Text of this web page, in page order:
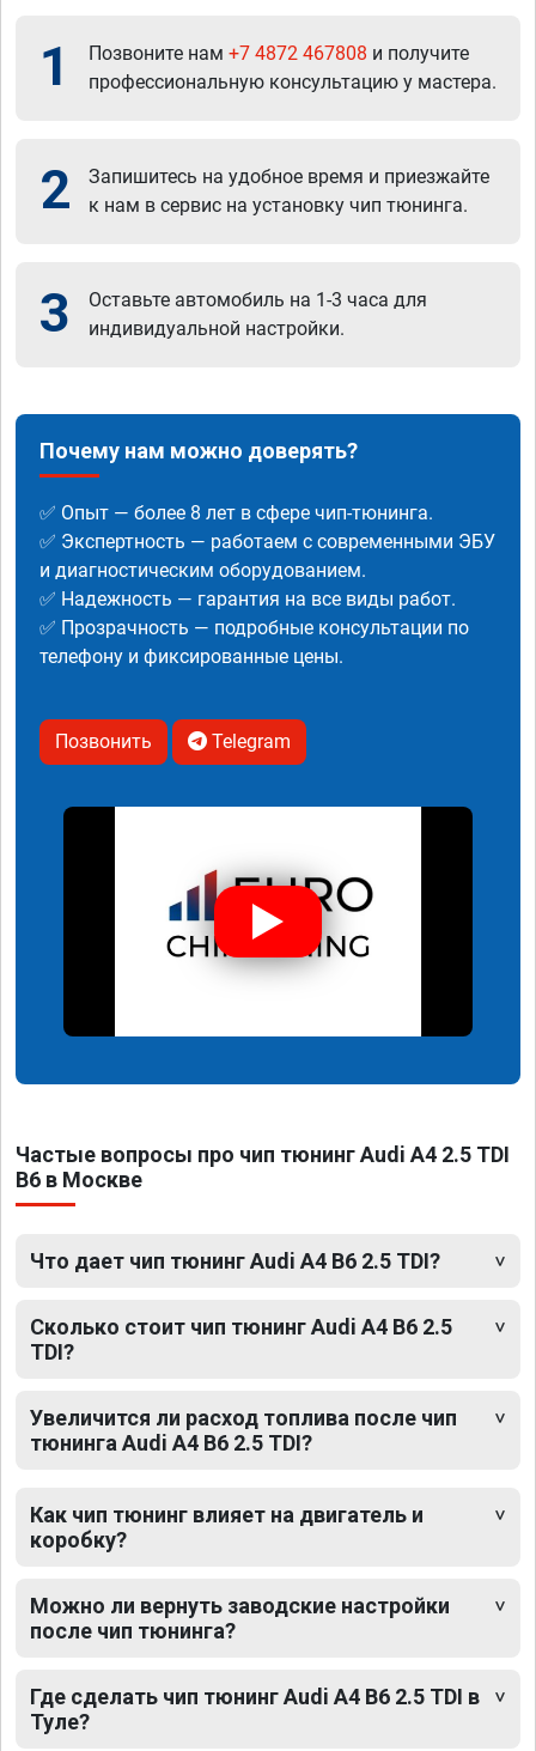
1 Позвоните нам +7 4872 467808 и получите
профессиональную консультацию у мастера.
2
Запишитесь на удобное время и приезжайте
к нам в сервис на установку чип тюнинга.
3
Оставьте автомобиль на 1-3 часа для
индивидуальной настройки.
Почему нам можно доверять?
✅ Опыт — более 8 лет в сфере чип-тюнинга.
✅ Экспертность — работаем с современными ЭБУ
и диагностическим оборудованием.
✅ Надежность — гарантия на все виды работ.
✅ Прозрачность — подробные консультации по
телефону и фиксированные цены.
Позвонить Telegram
Частые вопросы про чип тюнинг Audi A4 2.5 TDI
B6 в Москве
Что дает чип тюнинг Audi A4 B6 2.5 TDI?
Сколько стоит чип тюнинг Audi A4 B6 2.5
TDI?
Увеличится ли расход топлива после чип
тюнинга Audi A4 B6 2.5 TDI?
Как чип тюнинг влияет на двигатель и
коробку?
Можно ли вернуть заводские настройки
после чип тюнинга?
Где сделать чип тюнинг Audi A4 B6 2.5 TDI в
Туле?